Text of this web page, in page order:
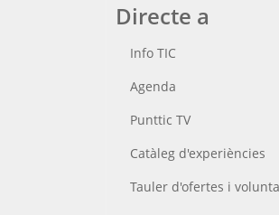
Directe a
Info TIC
Agenda
Punttic TV
Catàleg d'experiències
Tauler d'ofertes i